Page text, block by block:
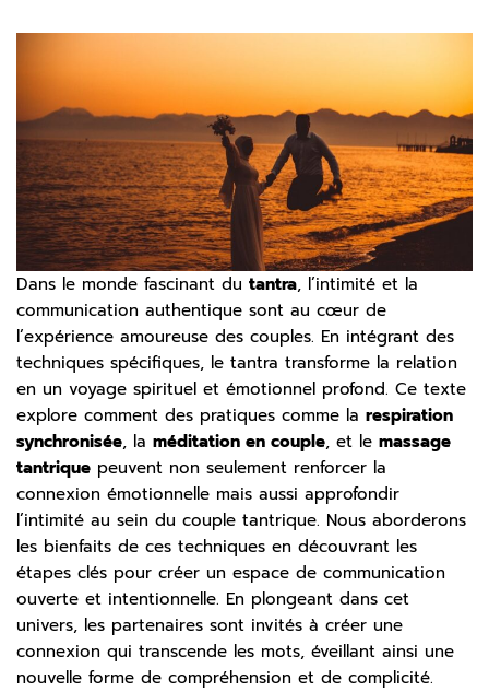
Dans le monde fascinant du tantra, l’intimité et la
communication authentique sont au cœur de
l’expérience amoureuse des couples. En intégrant des
techniques spécifiques, le tantra transforme la relation
en un voyage spirituel et émotionnel profond. Ce texte
explore comment des pratiques comme la respiration
synchronisée, la méditation en couple, et le massage
tantrique peuvent non seulement renforcer la
connexion émotionnelle mais aussi approfondir
l’intimité au sein du couple tantrique. Nous aborderons
les bienfaits de ces techniques en découvrant les
étapes clés pour créer un espace de communication
ouverte et intentionnelle. En plongeant dans cet
univers, les partenaires sont invités à créer une
connexion qui transcende les mots, éveillant ainsi une
nouvelle forme de compréhension et de complicité.